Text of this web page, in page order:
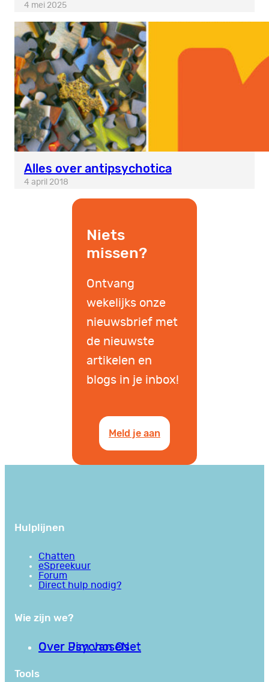
4 mei 2025
Alles over antipsychotica
4 april 2018
Niets
missen?
Ontvang
wekelijks onze
nieuwsbrief met
de nieuwste
artikelen en
blogs in je inbox!
Meld je aan
Hulplijnen
Chatten
eSpreekuur
Forum
Direct hulp nodig?
Wie zijn we?
Over PsychoseNet
Over Jim van Os
Tools